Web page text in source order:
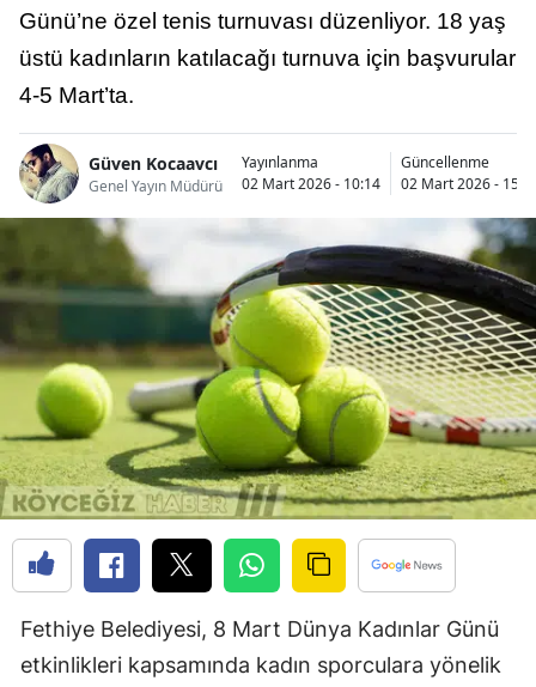
Günü’ne özel tenis turnuvası düzenliyor. 18 yaş
üstü kadınların katılacağı turnuva için başvurular
4-5 Mart’ta.
Güven Kocaavcı
Genel Yayın Müdürü
Yayınlanma
02 Mart 2026 - 10:14
Güncellenme
02 Mart 2026 -
Fethiye Belediyesi, 8 Mart Dünya Kadınlar Günü
etkinlikleri kapsamında kadın sporculara yönelik